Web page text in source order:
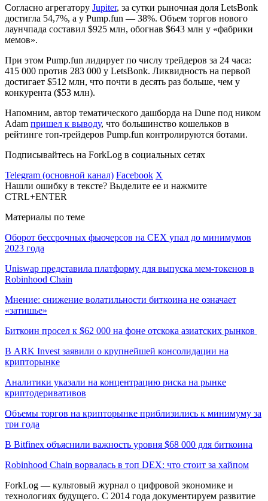
Согласно агрегатору Jupiter, за сутки рыночная доля LetsBonk
достигла 54,7%, а у Pump.fun — 38%. Объем торгов нового
лаунчпада составил $925 млн, обогнав $643 млн у «фабрики
мемов».
При этом Pump.fun лидирует по числу трейдеров за 24 часа:
415 000 против 283 000 у LetsBonk. Ликвидность на первой
достигает $512 млн, что почти в десять раз больше, чем у
конкурента ($53 млн).
Напомним, автор тематического дашборда на Dune под ником
Adam пришел к выводу, что большинство кошельков в
рейтинге топ-трейдеров Pump.fun контролируются ботами.
Подписывайтесь на ForkLog в социальных сетях
Telegram (основной канал) Facebook X
Нашли ошибку в тексте? Выделите ее и нажмите
CTRL+ENTER
Материалы по теме
Оборот бессрочных фьючерсов на CEX упал до минимумов
2023 года
Uniswap представила платформу для выпуска мем-токенов в
Robinhood Chain
Мнение: снижение волатильности биткоина не означает
«затишье»
Биткоин просел к $62 000 на фоне отскока азиатских рынков
В ARK Invest заявили о крупнейшей консолидации на
крипторынке
Аналитики указали на концентрацию риска на рынке
криптодеривативов
Объемы торгов на крипторынке приблизились к минимуму за
три года
В Bitfinex объяснили важность уровня $68 000 для биткоина
Robinhood Chain ворвалась в топ DEX: что стоит за хайпом
ForkLog — культовый журнал о цифровой экономике и
технологиях будущего. С 2014 года документируем развитие